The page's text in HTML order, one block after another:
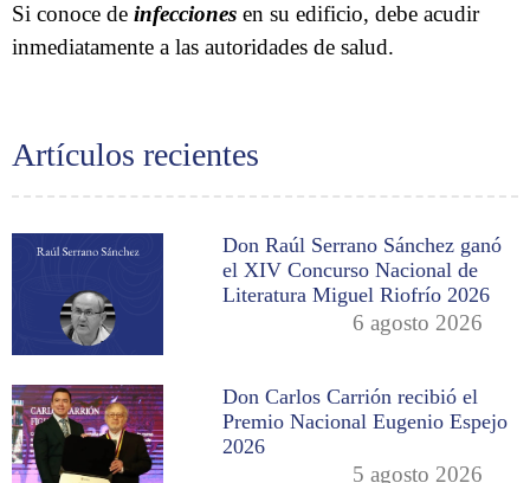
Artículos recientes
Don Raúl Serrano Sánchez ganó
el XIV Concurso Nacional de
Literatura Miguel Riofrío 2026
6 agosto 2026
Don Carlos Carrión recibió el
Premio Nacional Eugenio Espejo
2026
5 agosto 2026
Si conoce de infecciones en su edificio, debe acudir
inmediatamente a las autoridades de salud.